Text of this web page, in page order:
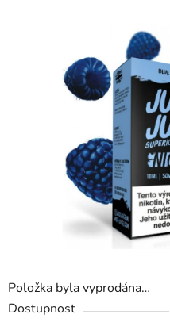
Položka byla vyprodána…
Dostupnost